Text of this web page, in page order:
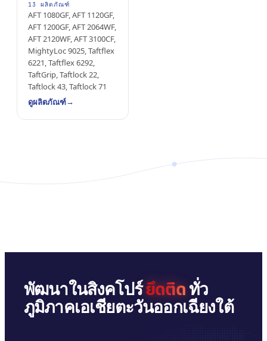
13 ผลิตภัณฑ์
AFT 1080GF, AFT 1120GF,
AFT 1200GF, AFT 2064WF,
AFT 2120WF, AFT 3100CF,
MightyLoc 9025, Taftflex
6221, Taftflex 6292,
TaftGrip, Taftlock 22,
Taftlock 43, Taftlock 71
ดูผลิตภัณฑ์→
พัฒนาในสิงคโปร์ยึดติด ทั่ว
ภูมิภาคเอเชียตะวันออกเฉียงใต้